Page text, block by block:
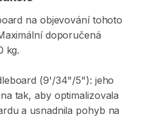
na objevování tohoto
doporučená
kg.
(9'​​​​​​​​​​​​​​​/​​​​​​​​​​​​​​​34"​​​​​​​​​​​​​​​/​​​​​​​​​​​​​​​5"): jeho
tak​​​​​​​​​​​​​​​,​ aby optimalizovala
a usnadnila pohyb na